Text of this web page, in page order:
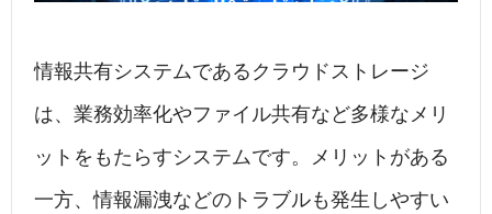
情報共有システムであるクラウドストレージ
は、業務効率化やファイル共有など多様なメリ
ットをもたらすシステムです。メリットがある
一方、情報漏洩などのトラブルも発生しやすい